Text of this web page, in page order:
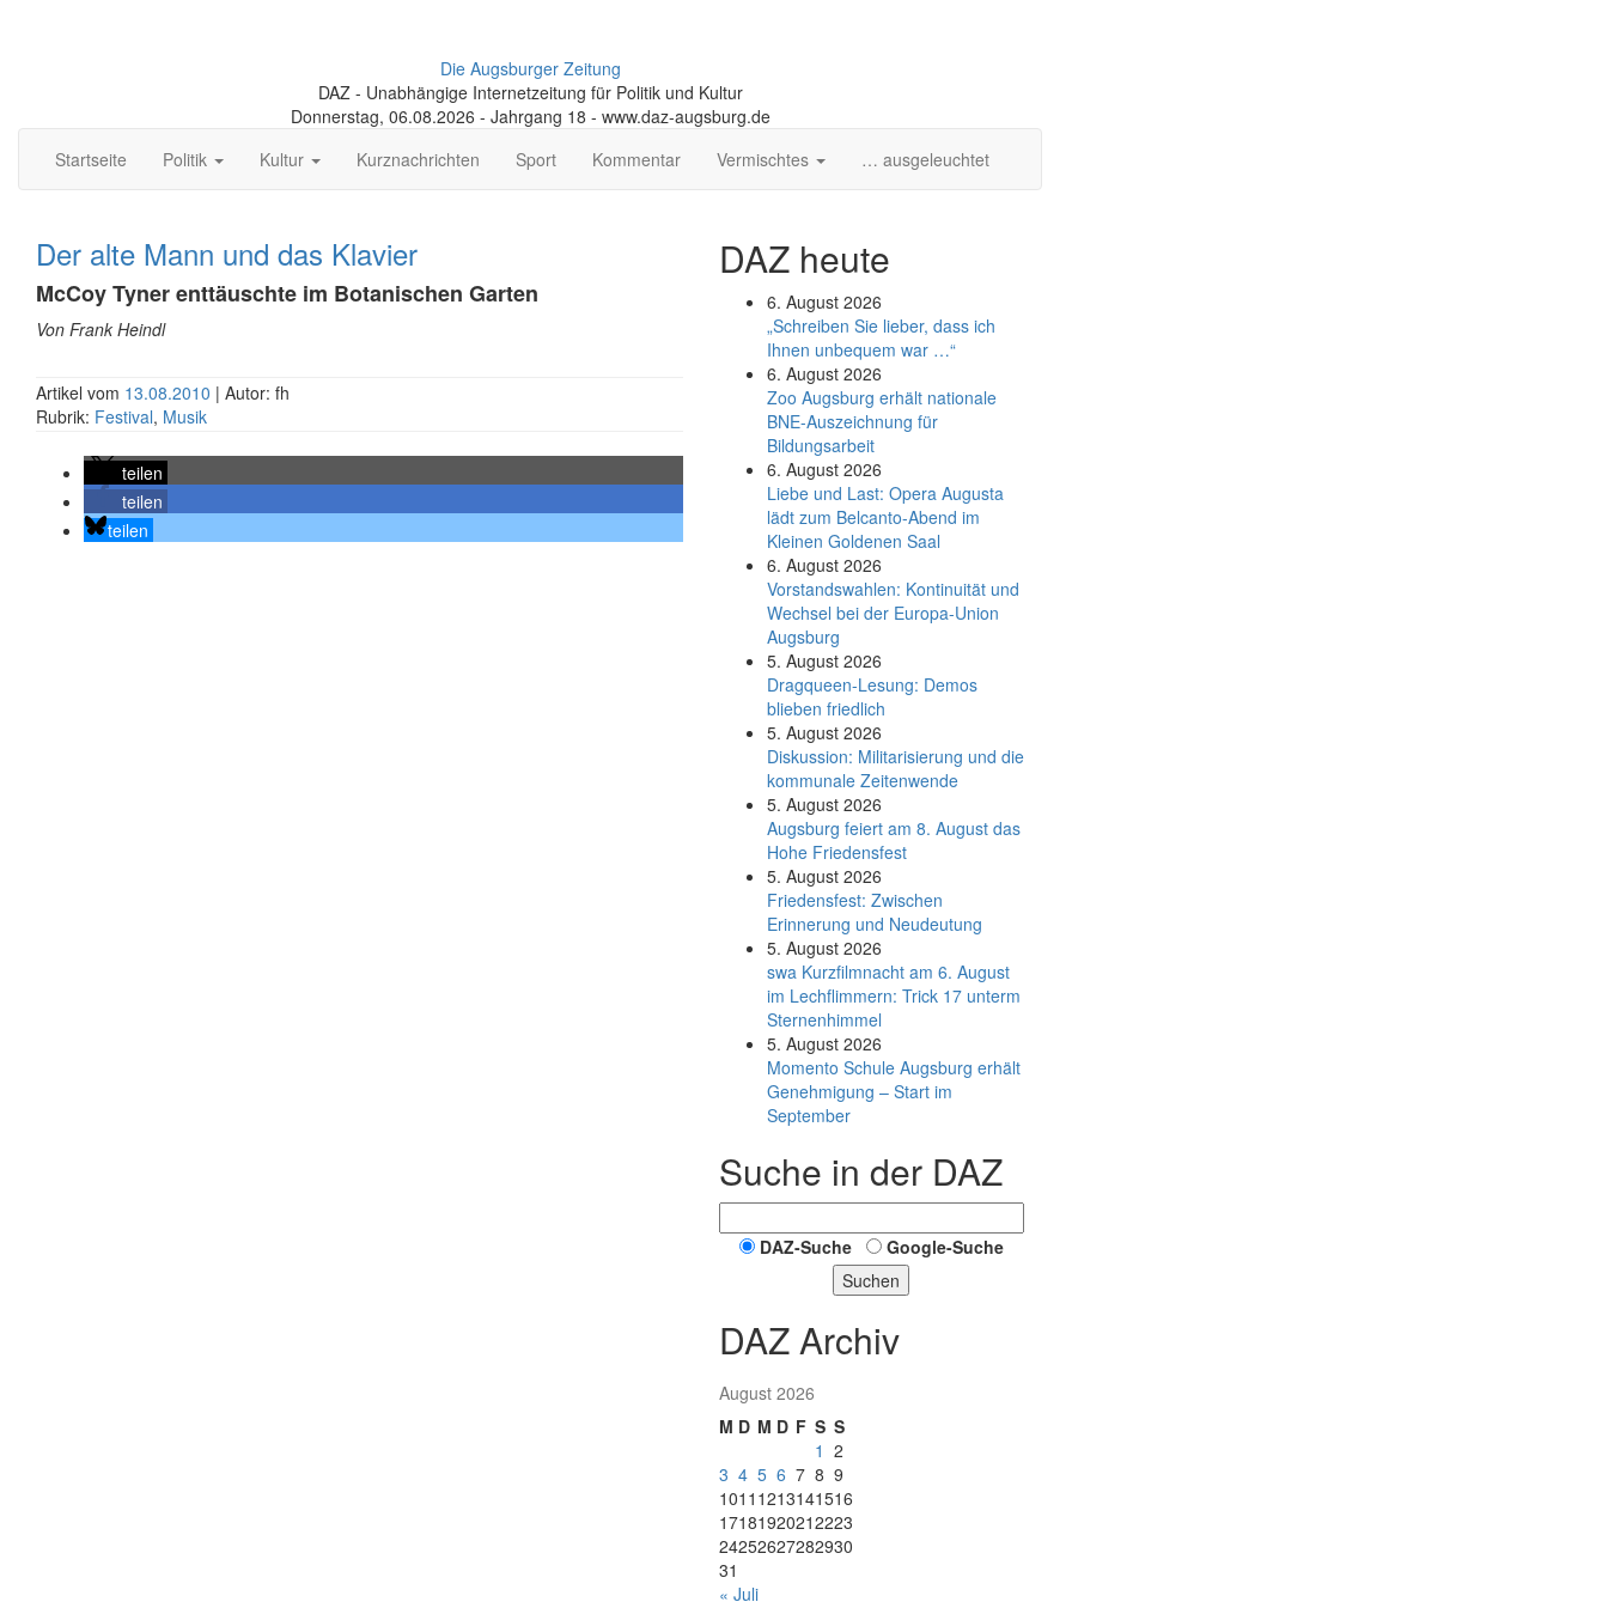
Die Augsburger Zeitung
DAZ - Unabhängige Internetzeitung für Politik und Kultur
Donnerstag, 06.08.2026 - Jahrgang 18 - www.daz-augsburg.de
Startseite
Politik Kultur Kurznachrichten Sport Kommentar Vermischtes … ausgeleuchtet
Der alte Mann und das Klavier
McCoy Tyner enttäuschte im Botanischen Garten
Von Frank Heindl
Artikel vom 13.08.2010 | Autor: fh
Rubrik: Festival, Musik
teilen
teilen
teilen
DAZ heute
6. August 2026
„Schreiben Sie lieber, dass ich
Ihnen unbequem war …“
6. August 2026
Zoo Augsburg erhält nationale
BNE-Auszeichnung für
Bildungsarbeit
6. August 2026
Liebe und Last: Opera Augusta
lädt zum Belcanto-Abend im
Kleinen Goldenen Saal
6. August 2026
Vorstandswahlen: Kontinuität und
Wechsel bei der Europa-Union
Augsburg
5. August 2026
Dragqueen-Lesung: Demos
blieben friedlich
5. August 2026
Diskussion: Mi­li­ta­ri­sie­rung und die
kommunale Zeitenwende
5. August 2026
Augsburg feiert am 8. August das
Hohe Friedensfest
5. August 2026
Friedensfest: Zwischen
Erinnerung und Neudeutung
5. August 2026
swa Kurz­film­nacht am 6. August
im Lech­flim­mern: Trick 17 unterm
Sternen­himmel
5. August 2026
Momento Schule Augsburg erhält
Genehmigung – Start im
September
Suche in der DAZ
DAZ-Suche
Google-Suche
Suchen
DAZ Archiv
August 2026
M D M D F S S
1 2
3 4 5 6 7 8 9
1011 1213141516
17181920212223
24252627282930
31
« Juli